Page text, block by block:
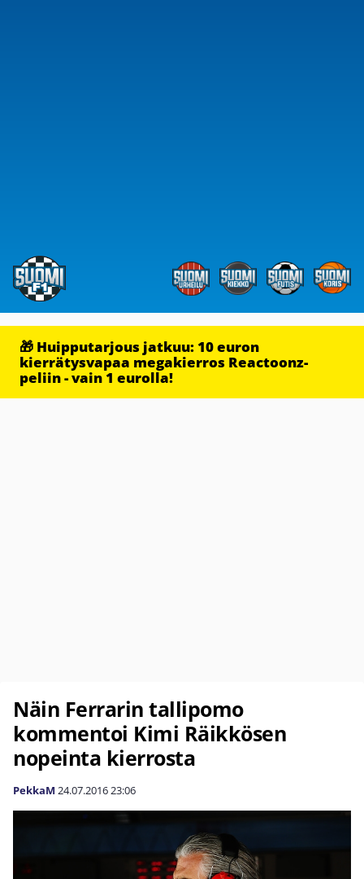
🎁 Huipputarjous jatkuu: 10 euron
kierrätysvapaa megakierros Reactoonz-
peliin - vain 1 eurolla!
Näin Ferrarin tallipomo
kommentoi Kimi Räikkösen
nopeinta kierrosta
PekkaM 24.07.201623:06